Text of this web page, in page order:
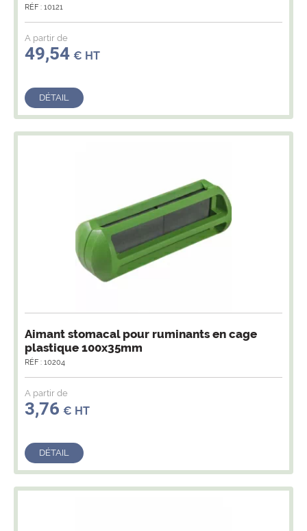
RÉF : 10121
A partir de
49,54 € HT
DÉTAIL
Aimant stomacal pour ruminants en cage
plastique 100x35mm
RÉF : 10204
A partir de
3,76 € HT
DÉTAIL